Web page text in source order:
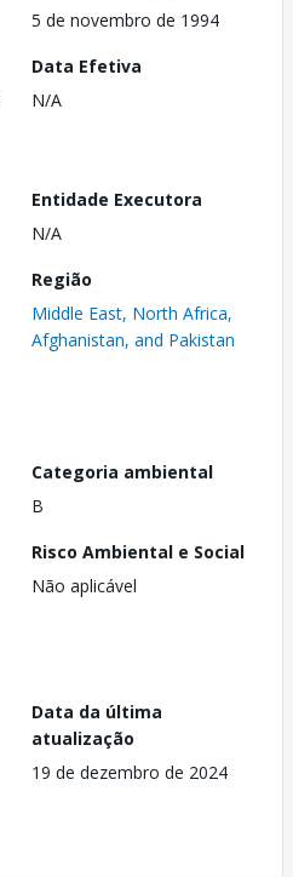
5 de novembro de 1994
Data Efetiva
N/A
Entidade Executora
N/A
Região
Middle East, North Africa,
Afghanistan, and Pakistan
Categoria ambiental
B
Risco Ambiental e Social
Não aplicável
Data da última
atualização
19 de dezembro de 2024